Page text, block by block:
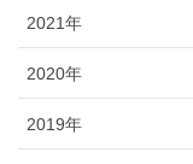
2021年
2020年
2019年